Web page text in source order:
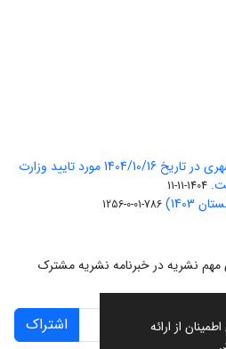
از ارائه
فصلنامه سیاستگذاری پیشرفت شهری در تاریخ 1404/10/16 مورد تایید وزارت
1404-11-11
1403)
786-01-0-1256
مهم نشریه در خبرنامه نشریه مشترک
اشتراک